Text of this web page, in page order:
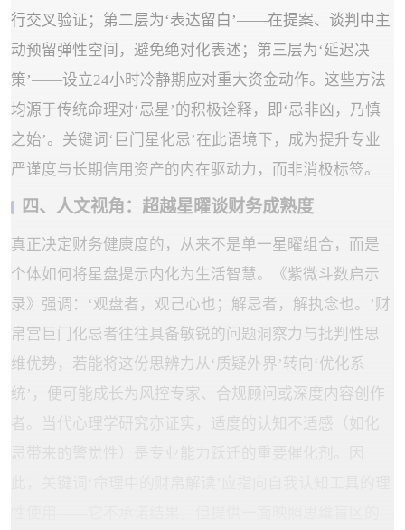
行交叉验证；第二层为‘表达留白’——在提案、谈判中主
动预留弹性空间，避免绝对化表述；第三层为‘延迟决
策’——设立24小时冷静期应对重大资金动作。这些方法
均源于传统命理对‘忌星’的积极诠释，即‘忌非凶，乃慎
之始’。关键词‘巨门星化忌’在此语境下，成为提升专业
严谨度与长期信用资产的内在驱动力，而非消极标签。
四、人文视角：超越星曜谈财务成熟度
真正决定财务健康度的，从来不是单一星曜组合，而是
个体如何将星盘提示内化为生活智慧。《紫微斗数启示
录》强调：‘观盘者，观己心也；解忌者，解执念也。’财
帛宫巨门化忌者往往具备敏锐的问题洞察力与批判性思
维优势，若能将这份思辨力从‘质疑外界’转向‘优化系
统’，便可能成长为风控专家、合规顾问或深度内容创作
者。当代心理学研究亦证实，适度的认知不适感（如化